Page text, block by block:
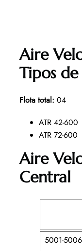
Aire
Tipos
Flota total: 04
ATR 42-600
ATR 72-600
Aire
Central
5001-